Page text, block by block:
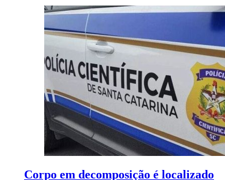
Corpo em decomposição é localizado